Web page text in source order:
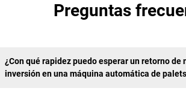
Preguntas
¿Con qué rapidez puedo esperar un retorno de
inversión en una máquina automática de